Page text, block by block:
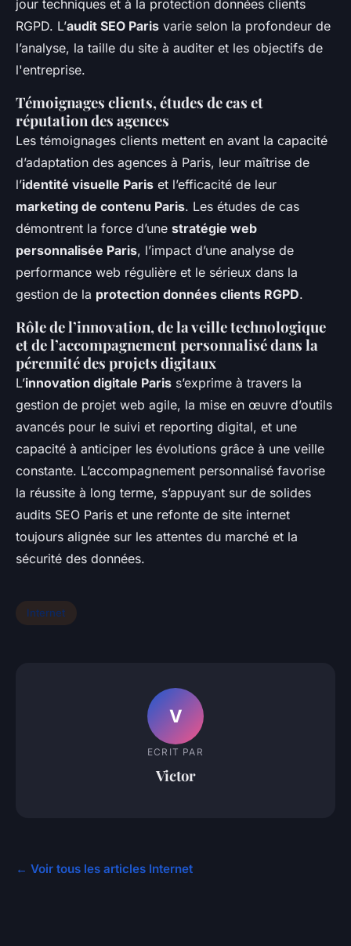
jour techniques et à la protection données clients
RGPD. L’audit SEO Paris varie selon la profondeur de
l’analyse, la taille du site à auditer et les objectifs de
l'entreprise.
Témoignages clients, études de cas et
réputation des agences
Les témoignages clients mettent en avant la capacité
d’adaptation des agences à Paris, leur maîtrise de
l’identité visuelle Paris et l’efficacité de leur
marketing de contenu Paris. Les études de cas
démontrent la force d’une stratégie web
personnalisée Paris, l’impact d’une analyse de
performance web régulière et le sérieux dans la
gestion de la protection données clients RGPD.
Rôle de l’innovation, de la veille technologique
et de l’accompagnement personnalisé dans la
pérennité des projets digitaux
L’innovation digitale Paris s’exprime à travers la
gestion de projet web agile, la mise en œuvre d’outils
avancés pour le suivi et reporting digital, et une
capacité à anticiper les évolutions grâce à une veille
constante. L’accompagnement personnalisé favorise
la réussite à long terme, s’appuyant sur de solides
audits SEO Paris et une refonte de site internet
toujours alignée sur les attentes du marché et la
sécurité des données.
Internet
V
ECRIT PAR
Victor
← Voir tous les articles Internet